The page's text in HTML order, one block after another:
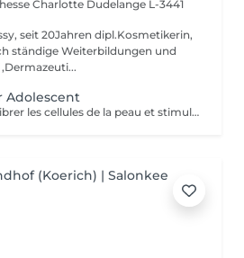
Charlotte Dudelange L-3441
seit 20Jahren dipl.Kosmetikerin,
ständige Weiterbildungen und
Adolescent
Les ondes émises font vibrer les cellules de la peau et stimulent ainsi les processus de rajeunissement, de régénération et de réparation de la peau. - Traitement adapté à chaque besoin de la peau - Ultrasons continus et pulsés - Traitement combiné par lumière LED - Micro-massage de la peau - Décongestionnant - Amélioration de l'absorption des principes actifs - Amélioration ciblée de l'aspect de la peau. - Réduction des rides et ridules - Renforcement des tissus - Réduction des signes du vieillissement chronologique de la peau